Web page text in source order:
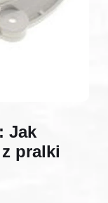
Jak
pralki